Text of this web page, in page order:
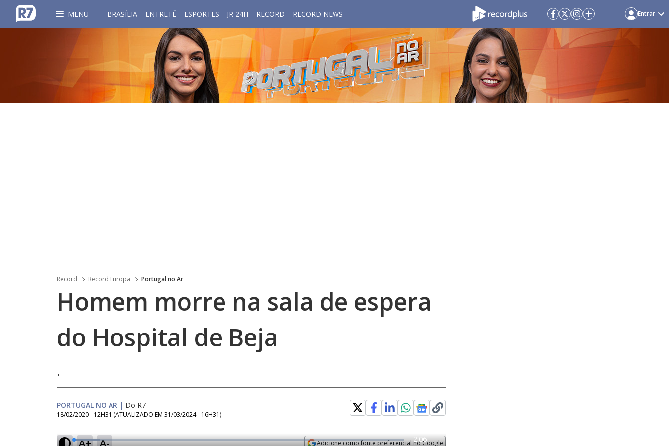
MENU BRASÍLIA ENTRETÊ ESPORTES JR 24H RECORD RECORD NEWS Entrar
Record Record Europa Portugal no Ar
Homem morre na sala de espera
do Hospital de Beja
.
PORTUGAL NO AR | Do R7
18/02/2020 - 12H31 (ATUALIZADO EM 31/03/2024 - 16H31)
A+ A- Adicione como fonte preferencial no Google
L
R
-2:06